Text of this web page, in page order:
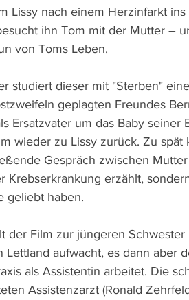
Lissy nach einem Herzinfarkt
ihn Tom mit der Mutter –
von Toms Leben.
studiert dieser mit "Sterben"
geplagten Freundes
Ersatzvater um das Baby seiner
wieder zu Lissy zurück. Zu
Gespräch zwischen
Krebserkrankung erzählt,
geliebt haben.
der Film zur jüngeren Schwester
aufwacht, es dann aber
als Assistentin arbeitet. Die
Assistenzarzt (Ronald